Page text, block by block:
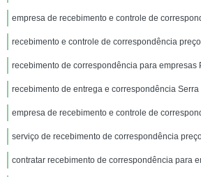
empresa de recebimento e controle de
recebimento e controle de correspondência
recebimento de correspondência para empresas
recebimento de entrega e correspondência Serra
empresa de recebimento e controle de
serviço de recebimento de correspondência
contratar recebimento de correspondência para